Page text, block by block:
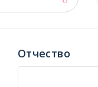
Отчество